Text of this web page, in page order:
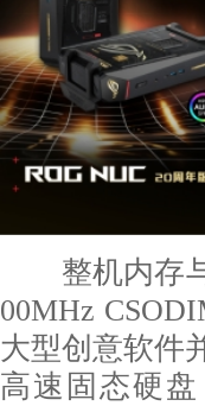
整机内存与
00MHz
大型创意软件
高速固态硬